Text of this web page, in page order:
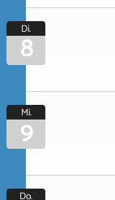
Di.
8
Mi.
9
Do.